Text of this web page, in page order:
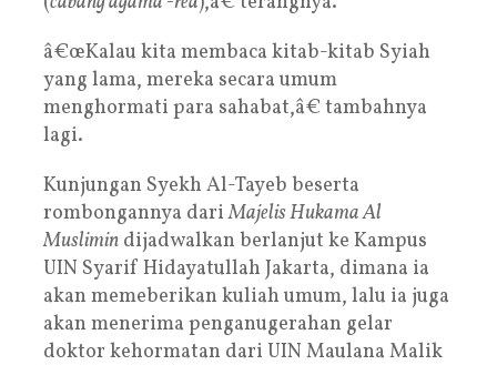
â€œKalau kita membaca kitab-kitab Syiah
yang lama, mereka secara umum
menghormati para sahabat,â€ tambahnya
lagi.
Kunjungan Syekh Al-Tayeb beserta
rombongannya dariMajelis Hukama Al
Muslimin dijadwalkan berlanjut ke Kampus
UIN Syarif Hidayatullah Jakarta, dimana ia
akan memeberikan kuliah umum, lalu ia juga
akan menerima penganugerahan gelar
doktor kehormatan dari UIN Maulana Malik